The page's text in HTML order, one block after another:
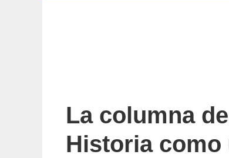
La columna
Historia como